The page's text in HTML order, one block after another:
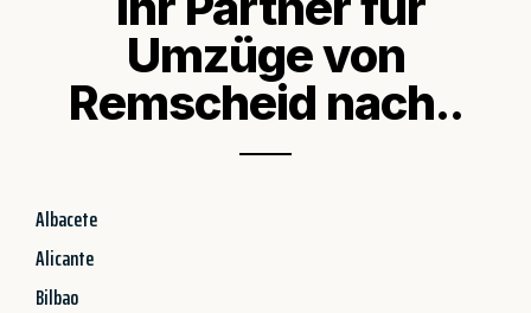
Umzüge von
Remscheid nach..
Albacete
Alicante
Bilbao